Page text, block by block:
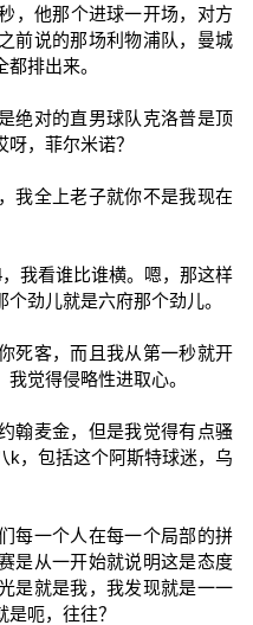
，他那个进球一开场，对方
前说的那场利物浦队，曼城
排出来。
绝对的直男球队克洛普是顶
，菲尔米诺？
我全上老子就你不是我现在
我看谁比谁横。嗯，那这样
劲儿就是六府那个劲儿。
死客，而且我从第一秒就开
觉得侵略性进取心。
翰麦金，但是我觉得有点骚
k，包括这个阿斯特球迷，乌
每一个人在每一个局部的拼
是从一开始就说明这是态度
是就是我，我发现就是一一
呃，往往？